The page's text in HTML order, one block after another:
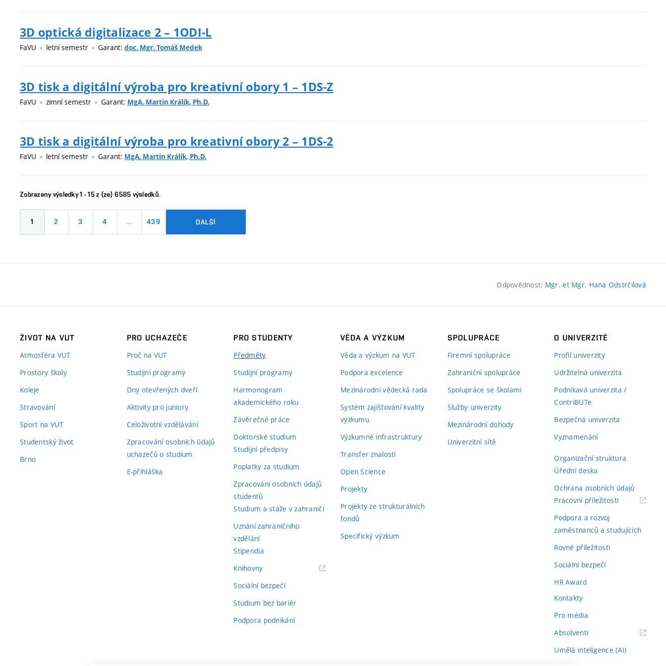
3D optická digitalizace 2 – 1ODI-L
FaVU letní semestr Garant: doc. Mgr. Tomáš Medek
3D tisk a digitální výroba pro kreativní obory 1 – 1DS-Z
FaVU zimní semestr Garant: MgA. Martin Králík, Ph.D.
3D tisk a digitální výroba pro kreativní obory 2 – 1DS-2
FaVU letní semestr Garant: MgA. Martin Králík, Ph.D.
Zobrazeny výsledky 1 - 15 z (ze) 6585 výsledků.
1 2 3 4 … 439 DALŠÍ
Odpovědnost: Mgr. et Mgr. Hana Odstrčilová
ŽIVOT NA VUT
Atmosféra VUT
Prostory školy
Koleje
Stravování
Sport na VUT
Studentský život
Brno
PRO UCHAZEČE
Proč na VUT
Studijní programy
Dny otevřených dveří
Aktivity pro juniory
Celoživotní vzdělávání
Zpracování osobních údajů
uchazečů o studium
E-přihláška
PRO STUDENTY
Předměty
Studijní programy
Harmonogram
akademického roku
Závěrečné práce
Doktorské studium
Studijní předpisy
Poplatky za studium
Zpracování osobních údajů
studentů
Studium a stáže v zahraničí
Uznání zahraničního
vzdělání
Stipendia
Knihovny(externí
Sociální bezpečí
Studium bez bariér
Podpora podnikání
VĚDA A VÝZKUM
Věda a výzkum na VUT
Podpora excelence
Mezinárodní vědecká rada
Systém zajišťování kvality
výzkumu
Výzkumné infrastruktury
Transfer znalostí
Open Science
Projekty
Projekty ze strukturálních
fondů
Specifický výzkum
SPOLUPRÁCE
Firemní spolupráce
Zahraniční spolupráce
Spolupráce se školami
Služby univerzity
Mezinárodní dohody
Univerzitní sítě
O UNIVERZITĚ
Profil univerzity
Udržitelná univerzita
Podnikavá univerzita /
ContriBUTe
Bezpečná univerzita
Vyznamenání
Organizační struktura
Úřední deska
Ochrana osobních údajů
Pracovní příležitosti(externí
Podpora a rozvoj
zaměstnanců a studujících
Rovné příležitosti
Sociální bezpečí
HR Award
Kontakty
Pro média
Absolventi(externí
Umělá inteligence (AI)